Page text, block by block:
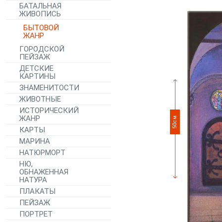
БАТАЛЬНАЯ
ЖИВОПИСЬ
БЫТОВОЙ
ЖАНР
ГОРОДСКОЙ
ПЕЙЗАЖ
ДЕТСКИЕ
КАРТИНЫ
ЗНАМЕНИТОСТИ
ЖИВОТНЫЕ
ИСТОРИЧЕСКИЙ
ЖАНР
КАРТЫ
МАРИНА
НАТЮРМОРТ
НЮ,
ОБНАЖЕННАЯ
НАТУРА
ПЛАКАТЫ
ПЕЙЗАЖ
ПОРТРЕТ
50см